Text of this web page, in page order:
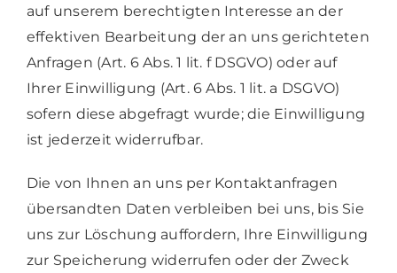
auf unserem berechtigten Interesse an der
effektiven Bearbeitung der an uns gerichteten
Anfragen (Art. 6 Abs. 1 lit. f DSGVO) oder auf
Ihrer Einwilligung (Art. 6 Abs. 1 lit. a DSGVO)
sofern diese abgefragt wurde; die Einwilligung
ist jederzeit widerrufbar.
Die von Ihnen an uns per Kontaktanfragen
übersandten Daten verbleiben bei uns, bis Sie
uns zur Löschung auffordern, Ihre Einwilligung
zur Speicherung widerrufen oder der Zweck